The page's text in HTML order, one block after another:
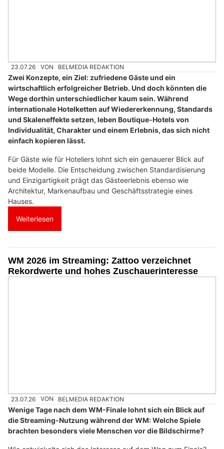
23.07.26 VON BELMEDIA REDAKTION
Zwei Konzepte, ein Ziel: zufriedene Gäste und ein
wirtschaftlich erfolgreicher Betrieb. Und doch könnten die
Wege dorthin unterschiedlicher kaum sein. Während
internationale Hotelketten auf Wiedererkennung, Standards
und Skaleneffekte setzen, leben Boutique-Hotels von
Individualität, Charakter und einem Erlebnis, das sich nicht
einfach kopieren lässt.
Für Gäste wie für Hoteliers lohnt sich ein genauerer Blick auf
beide Modelle. Die Entscheidung zwischen Standardisierung
und Einzigartigkeit prägt das Gästeerlebnis ebenso wie
Architektur, Markenaufbau und Geschäftsstrategie eines
Hauses.
Weiterlesen
WM 2026 im Streaming: Zattoo verzeichnet
Rekordwerte und hohes Zuschauerinteresse
23.07.26 VON BELMEDIA REDAKTION
Wenige Tage nach dem WM-Finale lohnt sich ein Blick auf
die Streaming-Nutzung während der WM: Welche Spiele
brachten besonders viele Menschen vor die Bildschirme?